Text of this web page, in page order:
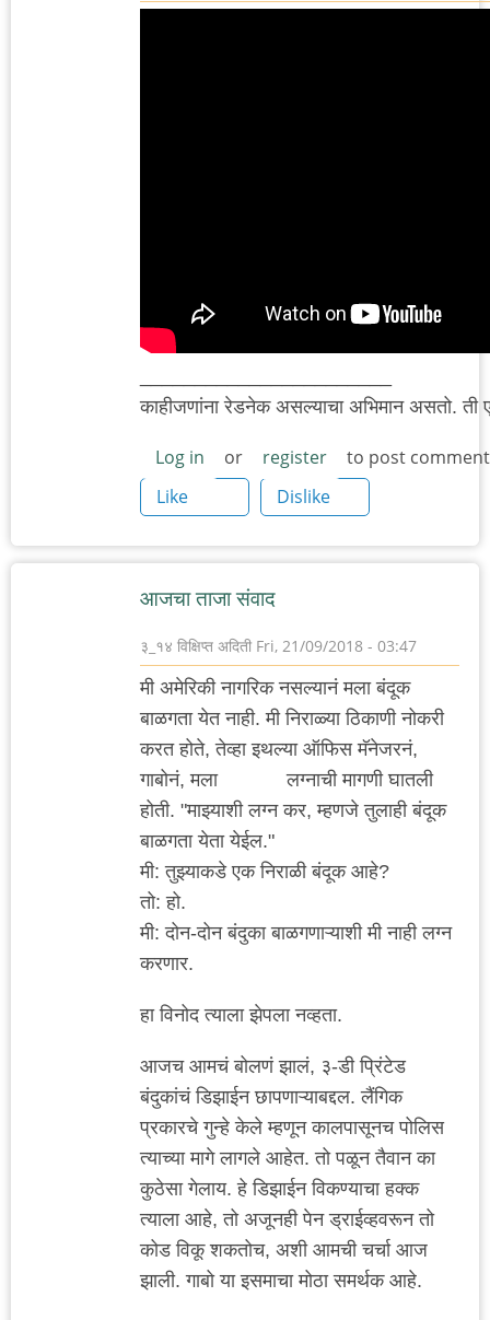
काहीजणांना रेडनेक असल्याचा अभिमान असतो.
Log in or register
to post
Like
Dislike
आजचा ताजा संवाद
३_१४ विक्षिप्त अदिती Fri, 21/09/2018 - 03:47
मी अमेरिकी नागरिक नसल्यानं मला बंदूक
बाळगता येत नाही. मी निराळ्या ठिकाणी नोकरी
करत होते, तेव्हा इथल्या ऑफिस मॅनेजरनं,
गाबोनं, मला
लग्नाची मागणी घातली
होती. "माझ्याशी लग्न कर, म्हणजे तुलाही बंदूक
बाळगता येता येईल."
मी: तुझ्याकडे एक निराळी बंदूक आहे?
तो: हो.
मी: दोन-दोन बंदुका बाळगणाऱ्याशी मी नाही लग्न
करणार.
हा विनोद त्याला झेपला नव्हता.
आजच आमचं बोलणं झालं, ३-डी प्रिंटेड
बंदुकांचं डिझाईन छापणाऱ्याबद्दल. लैंगिक
प्रकारचे गुन्हे केले म्हणून कालपासूनच पोलिस
त्याच्या मागे लागले आहेत. तो पळून तैवान का
कुठेसा गेलाय. हे डिझाईन विकण्याचा हक्क
त्याला आहे, तो अजूनही पेन ड्राईव्हवरून तो
कोड विकू शकतोच, अशी आमची चर्चा आज
झाली. गाबो या इसमाचा मोठा समर्थक आहे.